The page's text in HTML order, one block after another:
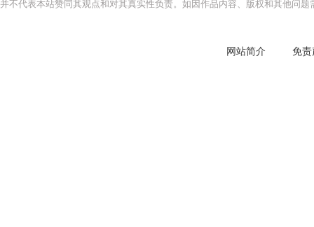
并不代表本站赞同其观点和对其真实性负责。如因作品内容、版权和其他问
网站简介 免责